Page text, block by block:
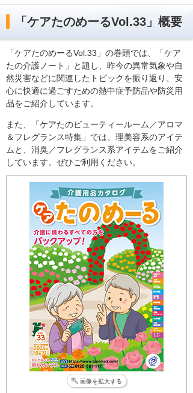
「ケアたのめーるVol.33」概要
「ケアたのめーるVol.33」の巻頭では、「ケア
たの介護ノート」と題し、昨今の異常気象や自
然災害などに関連したトピックを振り返り、安
心に快適に過ごすための熱中症予防品や防災用
品をご紹介しています。
また、「ケアたのビューティールーム／アロマ
＆フレグランス特集」では、理美容系のアイテ
ムと、消臭／フレグランス系アイテムをご紹介
しています。ぜひご利用ください。
画像を拡大する